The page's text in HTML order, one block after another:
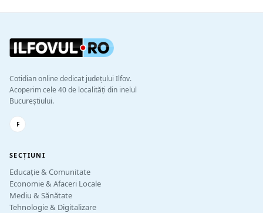
Cotidian online dedicat județului Ilfov.
Acoperim cele 40 de localități din inelul
Bucureștiului.
F
SECȚIUNI
Educație & Comunitate
Economie & Afaceri Locale
Mediu & Sănătate
Tehnologie & Digitalizare